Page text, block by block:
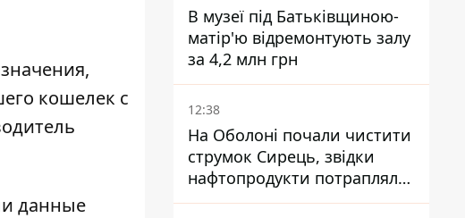
кошелек с
данные
В музеї під Батьківщиною-
матір'ю відремонтують залу
за 4,2 млн грн
12:38
На Оболоні почали чистити
струмок Сирець, звідки
нафтопродукти потрапляли
до озер